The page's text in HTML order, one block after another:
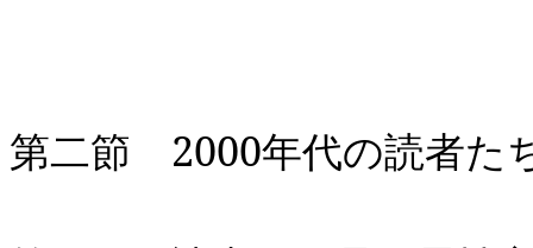
第二節 2000年代の読者た